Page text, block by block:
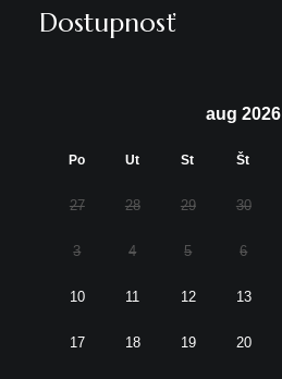
Dostupnosť
aug 2026
Po Ut St Št
27 28 29 30
3 4 5 6
10 11 12 13
17 18 19 20